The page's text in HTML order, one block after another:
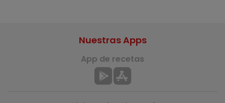
Nuestras Apps
App de recetas